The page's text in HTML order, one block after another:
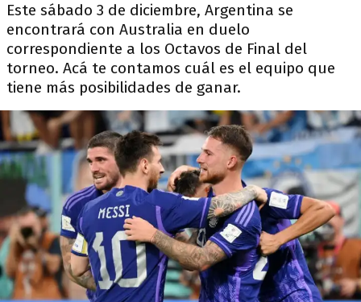
Este sábado 3 de diciembre, Argentina se
encontrará con Australia en duelo
correspondiente a los Octavos de Final del
torneo. Acá te contamos cuál es el equipo que
tiene más posibilidades de ganar.